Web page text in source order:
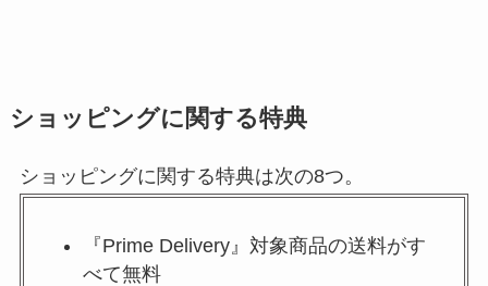
ショッピングに関する特典
ショッピングに関する特典は次の8つ。
『Prime Delivery』対象商品の送料がす
べて無料